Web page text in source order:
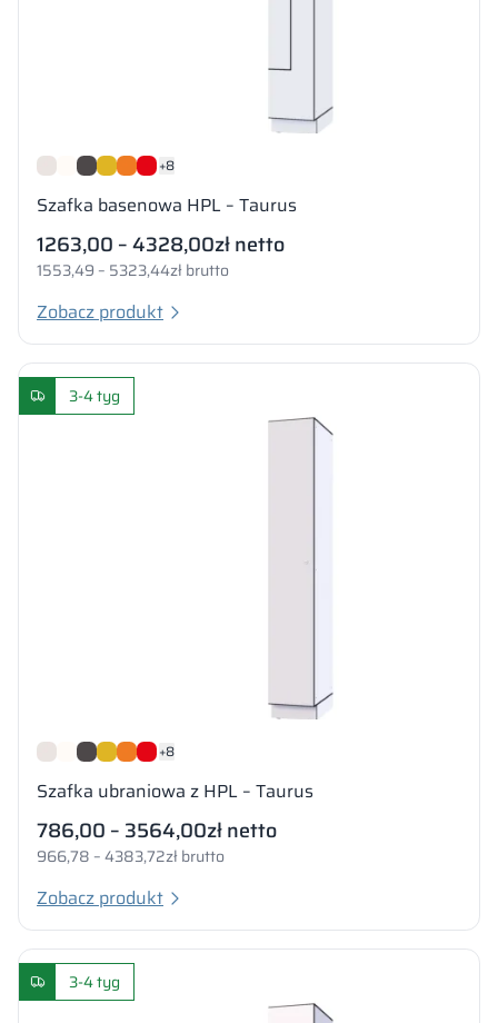
+8
Szafka basenowa HPL – Taurus
1263,00 – 4328,00zł netto
1553,49 – 5323,44zł brutto
Zobacz produkt
3-4 tyg
+8
Szafka ubraniowa z HPL – Taurus
786,00 – 3564,00zł netto
966,78 – 4383,72zł brutto
Zobacz produkt
3-4 tyg